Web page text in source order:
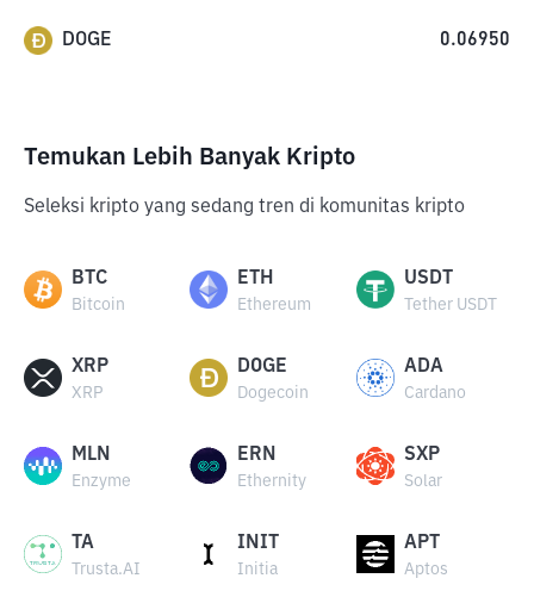
DOGE 0.06950
Temukan Lebih Banyak Kripto
Seleksi kripto yang sedang tren di komunitas kripto
BTC
Bitcoin
ETH
Ethereum
USDT
Tether USDT
XRP
XRP
DOGE
Dogecoin
ADA
Cardano
MLN
Enzyme
ERN
Ethernity
SXP
Solar
TA
Trusta.AI
INIT
Initia
APT
Aptos